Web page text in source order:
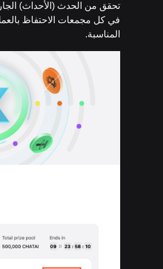
تحقق من الحدث (الأحداث)
في كل مجمعات الاحتفاظ
المناسبة.